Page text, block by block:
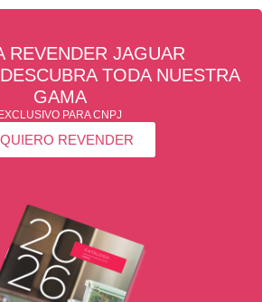
REVENDER JAGUAR
TODA NUESTRA
GAMA
EXCLUSIVO PARA CNPJ
QUIERO REVENDER